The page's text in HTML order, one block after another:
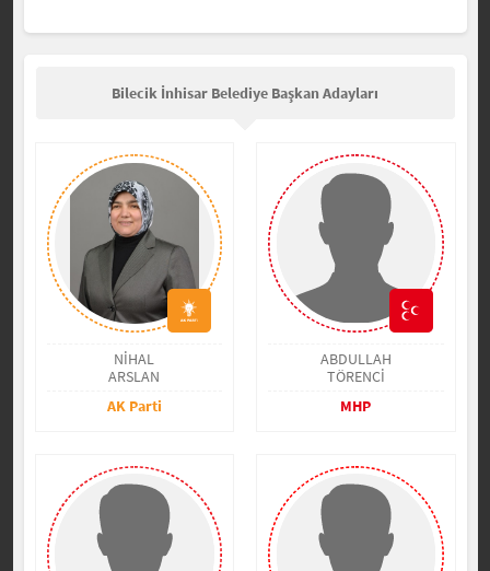
Bilecik İnhisar Belediye Başkan Adayları
NİHAL
ARSLAN
AK Parti
ABDULLAH
TÖRENCİ
MHP